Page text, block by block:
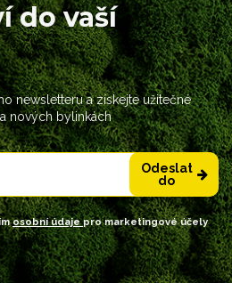
do vaší
newsletteru a získejte užitečné
nových bylinkách
Odeslat
do
osobní údajepro marketingové účely